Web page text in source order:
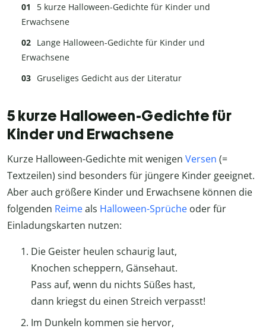
5 kurze Halloween-Gedichte für Kinder und
Erwachsene
Lange Halloween-Gedichte für Kinder und
Erwachsene
Gruseliges Gedicht aus der Literatur
5 kurze Halloween-Gedichte für
Kinder und Erwachsene
Kurze Halloween-Gedichte mit wenigen Versen (=
Textzeilen) sind besonders für jüngere Kinder geeignet.
Aber auch größere Kinder und Erwachsene können die
folgenden Reimeals Halloween-Sprüche oder für
Einladungskarten nutzen:
Die Geister heulen schaurig laut,
Knochen scheppern, Gänsehaut.
Pass auf, wenn du nichts Süßes hast,
dann kriegst du einen Streich verpasst!
Im Dunkeln kommen sie hervor,